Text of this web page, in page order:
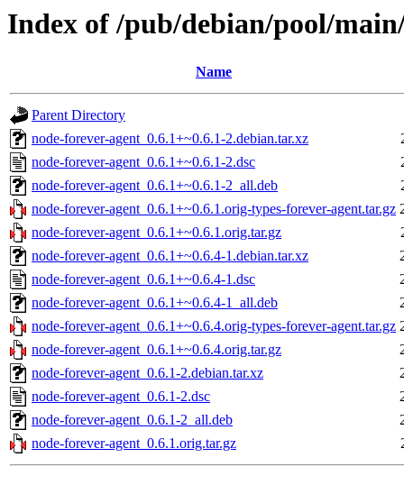
Index of /pub/debian/pool/
Name
Parent Directory
node-forever-agent_0.6.1+~0.6.1-2.debian.tar.xz
node-forever-agent_0.6.1+~0.6.1-2.dsc
node-forever-agent_0.6.1+~0.6.1-2_all.deb
node-forever-agent_0.6.1+~0.6.1.orig-types-forever-agent.tar.gz
node-forever-agent_0.6.1+~0.6.1.orig.tar.gz
node-forever-agent_0.6.1+~0.6.4-1.debian.tar.xz
node-forever-agent_0.6.1+~0.6.4-1.dsc
node-forever-agent_0.6.1+~0.6.4-1_all.deb
node-forever-agent_0.6.1+~0.6.4.orig-types-forever-agent.tar.gz
node-forever-agent_0.6.1+~0.6.4.orig.tar.gz
node-forever-agent_0.6.1-2.debian.tar.xz
node-forever-agent_0.6.1-2.dsc
node-forever-agent_0.6.1-2_all.deb
node-forever-agent_0.6.1.orig.tar.gz